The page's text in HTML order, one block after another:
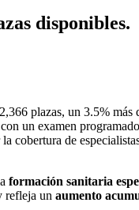
disponibles.
plazas, un 3.5% más
un examen
cobertura de
formación sanitaria
refleja un aumento